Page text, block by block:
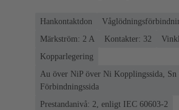
Hankontaktdon
Märkström: ‌2 A
Kontakter: 32
Kopparlegering
Au över NiP över Ni Kopplingssida, Sn
Förbindningssida
Prestandanivå: 2, enligt IEC 60603-2